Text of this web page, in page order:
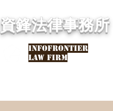
資鋒法律事務所
INFOFRONTIER
LAW FIRM